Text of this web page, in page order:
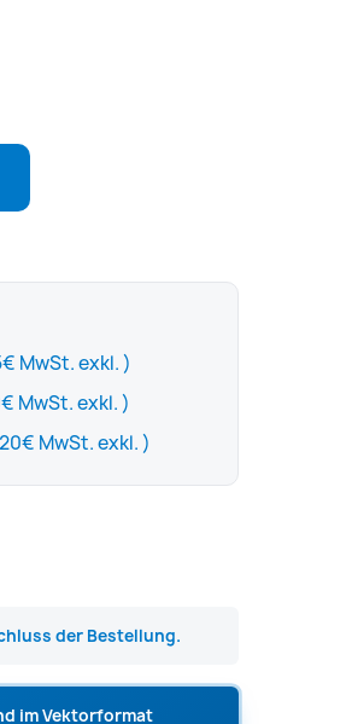
(Hinzufügen 5€ MwSt. exkl. )
(Hinzufügen 30€ MwSt. exkl. )
(Hinzufügen 120€ MwSt. exkl. )
der Bestellung.
im Vektorformat